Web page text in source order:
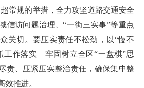
常规的举措，全力攻坚道路交通安全
信访问题治理、“一街三实事”等重点
关切。要压实责任不松劲，以“慢不
工作落实，牢固树立全区“一盘棋”思
责、压紧压实整治责任，确保集中整
效推进。